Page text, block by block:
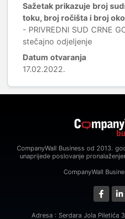
Sažetak prikazuje broj
toku, broj ročišta i broj
- PRIVREDNI SUD CRNE
stečajno odjeljenje
Datum otvaranja
17.02.2022.
CompanyWall Business od 2013.
unaprijede poslovanje
CompanyWall
Adresa : Serdara Jola Piletića